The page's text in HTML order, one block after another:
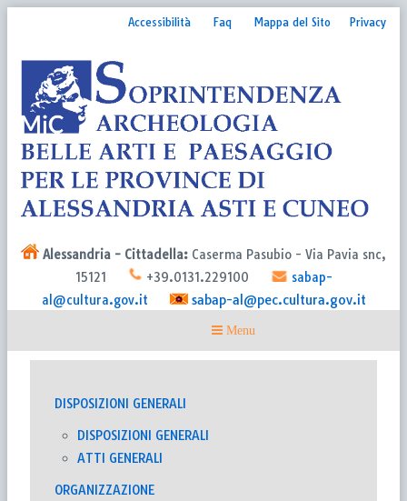
Accessibilità Faq Mappa del Sito Privacy
Alessandria - Cittadella: Caserma Pasubio - Via Pavia snc,
15121
+39.0131.229100
sabap-
al@cultura.gov.it
sabap-al@pec.cultura.gov.it
DISPOSIZIONI GENERALI
DISPOSIZIONI GENERALI
ATTI GENERALI
ORGANIZZAZIONE